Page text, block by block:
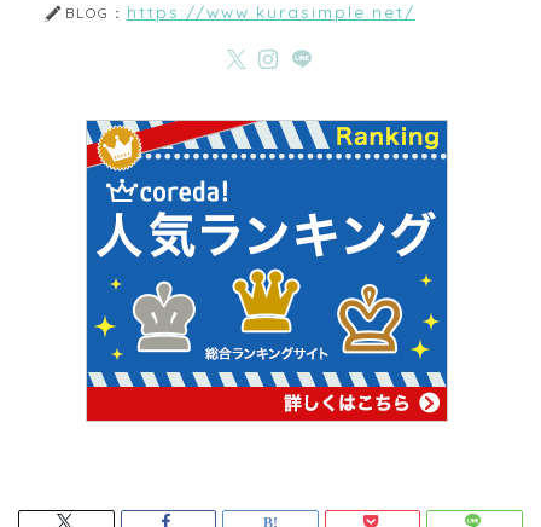
BLOG： https://www.kurasimple.net/